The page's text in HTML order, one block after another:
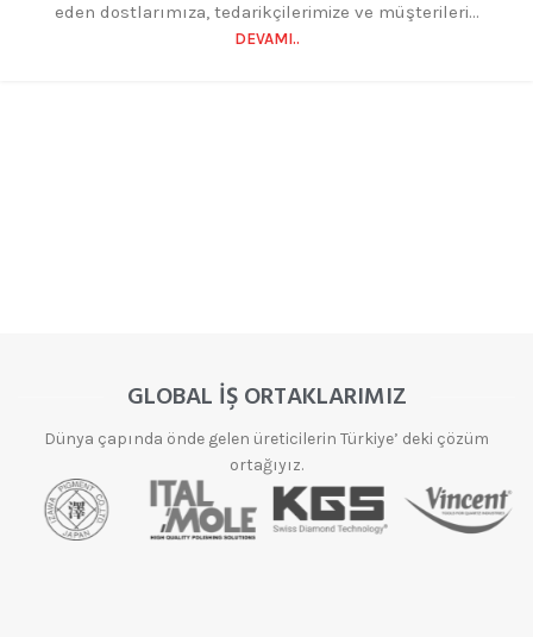
eden dostlarımıza, tedarikçilerimize ve müşterileri...
DEVAMI..
GLOBAL İŞ ORTAKLARIMIZ
Dünya çapında önde gelen üreticilerin Türkiye’ deki çözüm
ortağıyız.